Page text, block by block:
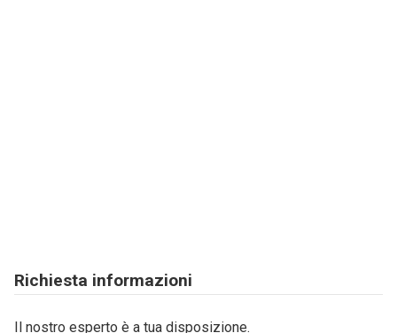
Richiesta informazioni
Il nostro esperto è a tua disposizione.